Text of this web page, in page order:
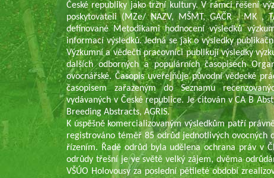
České republiky jako tržní kultury. V rámci řešení
poskytovateli (MZe/ NAZV, MŠMT, GAČR , MK ,
definované Metodikami hodnocení výsledků
informací výsledků. Jedná se jak o výsledky
Výzkumní a vědečtí pracovníci publikují výsledky
dalších odborných a populárních časopisech
ovocnářské. Časopis uveřejňuje původní vědecké
časopisem zařazeným do Seznamu
vydávaných v České republice. Je citován v CA B
Breeding Abstracts, AGRIS.
K úspěšně komercializovaným výsledkům patří
registrováno téměř 85 odrůd jednotlivých ovocných
řízením. Řadě odrůd byla udělena ochrana práv v
odrůdy třešní je ve světě velký zájem, dvěma
VŠÚO Holovousy za poslední pětileté období